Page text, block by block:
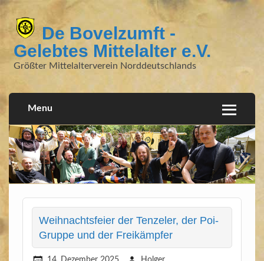
De Bovelzumft -
Gelebtes Mittelalter e.V.
Größter Mittelalterverein Norddeutschlands
Menu
Weihnachtsfeier der Tenzeler, der Poi-
Gruppe und der Freikämpfer